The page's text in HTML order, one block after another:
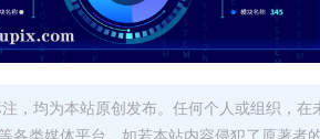
，均为本站原创发布。任何个人或组织，